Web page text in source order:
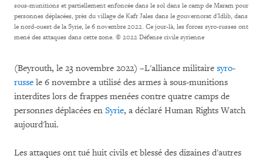
sous-munitions et partiellement enfoncée dans le sol dans le camp de Maram pour
personnes déplacées, près du village de Kafr Jales dans le gouvernorat d'Idlib, dans
le nord-ouest de la Syrie, le 6 novembre 2022. Ce jour-là, les forces syro-russes ont
mené des attaques dans cette zone. © 2022 Défense civile syrienne
(Beyrouth, le 23 novembre 2022) –L'alliance militaire syro-
russe le 6 novembre a utilisé des armes à sous-munitions
interdites lors de frappes menées contre quatre camps de
personnes déplacées en Syrie, a déclaré Human Rights Watch
aujourd'hui.
Les attaques ont tué huit civils et blessé des dizaines d'autres